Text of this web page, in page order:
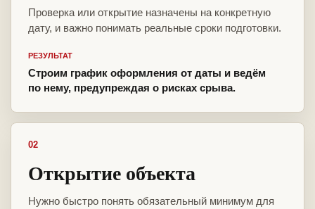
Проверка или открытие назначены на конкретную
дату, и важно понимать реальные сроки подготовки.
РЕЗУЛЬТАТ
Строим график оформления от даты и ведём
по нему, предупреждая о рисках срыва.
02
Открытие объекта
Нужно быстро понять обязательный минимум для